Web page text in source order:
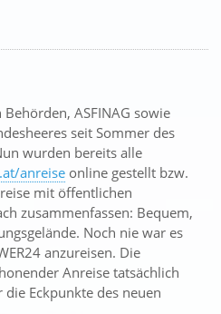
ASFINAG sowie
seit Sommer des
wurden bereits alle
anreise online gestellt bzw.
mit öffentlichen
zusammenfassen: Bequem,
Noch nie war es
anzureisen. Die
Anreise tatsächlich
Eckpunkte des neuen